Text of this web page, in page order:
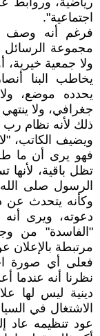
اجتماعية".
فرغم أنه وصف
مجموعة الرسائل
ولا جمعية خيرية،
يخاطب البنا
يحدده موضع،
جغرافي، ولا
ذلك لأنه نظام رب
ويضيف الكاتب،
فهو يرى أن ما
تظل باقية،
الرسول صلى
وكأنه يتحدث عن
دعوته، ويرى
"الفاسدة" من
مرتبطة بالإعلان
فعلى أي صورة
نظرنا أنه عندما
دينية ليس لها
عود تنظيمه عاد